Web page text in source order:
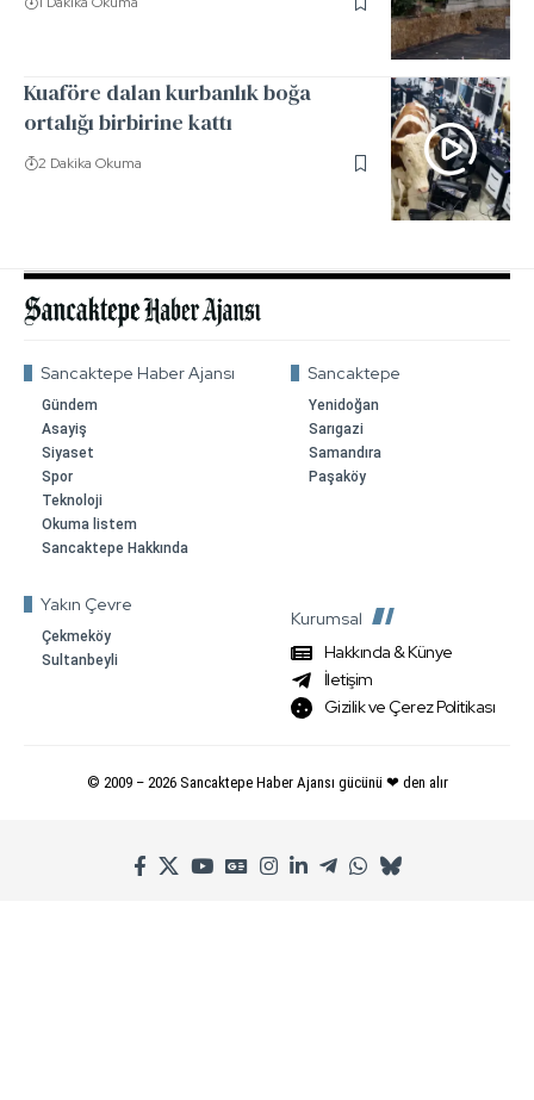
Kuaföre dalan kurbanlık boğa
ortalığı birbirine kattı
2 Dakika Okuma
Sancaktepe Haber Ajansı
Gündem
Asayiş
Siyaset
Spor
Teknoloji
Okuma listem
Sancaktepe Hakkında
Sancaktepe
Yenidoğan
Sarıgazi
Samandıra
Paşaköy
Yakın Çevre
Çekmeköy
Sultanbeyli
Kurumsal
Hakkında & Künye
İletişim
Gizilik ve Çerez Politikası
© 2009 – 2026Sancaktepe Haber Ajansı gücünü ❤ den alır